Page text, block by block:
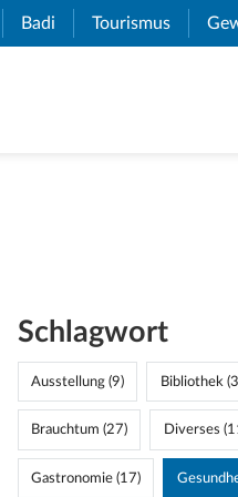
Link)
Badi (External Link)
Tourismus
Schlagwort
Ausstellung (9) Bibliothek
Brauchtum (27) Diverses
Gastronomie (17)